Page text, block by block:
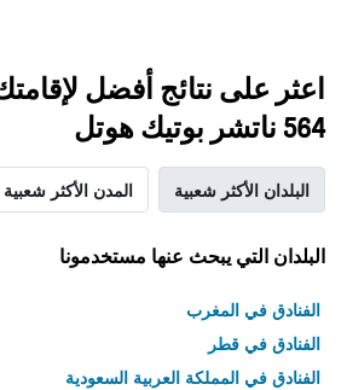
اعثر على نتائج أفضل
564 ناتشر بوتيك هوتل
البلدان الأكثر شعبية المدن الأكثر شعبية
البلدان التي يبحث عنها مستخدمونا
الفنادق في المغرب
الفنادق في قطر
الفنادق في المملكة العربية السعودية